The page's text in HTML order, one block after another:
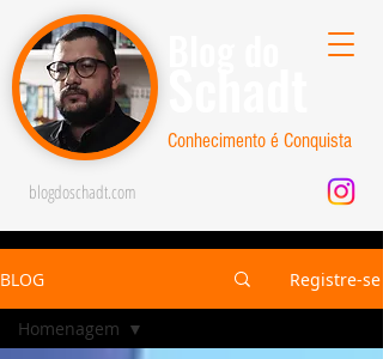
blogdoschadt.com
Conhecimento é Conquista
BLOG Registre-se
Homenagem